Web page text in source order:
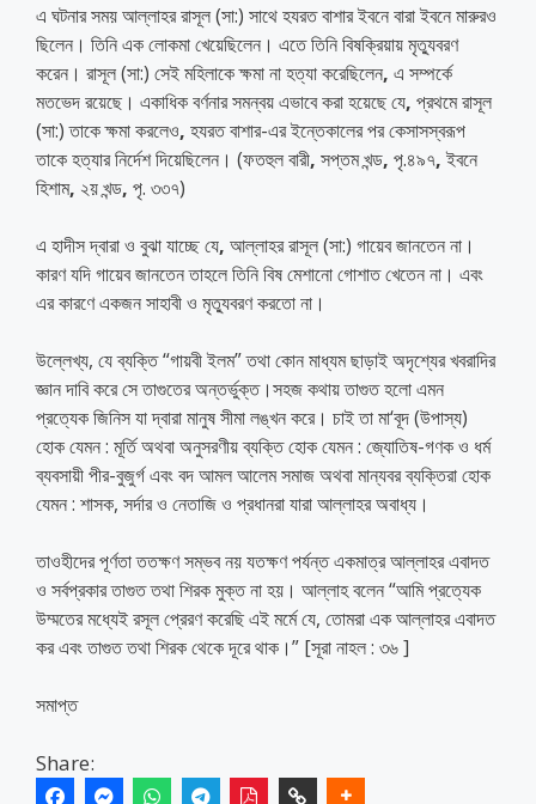
এ ঘটনার সময় আল্লাহর রাসূল (সা:) সাথে হযরত বাশার ইবনে বারা ইবনে মারুরও
ছিলেন। তিনি এক লোকমা খেয়েছিলেন। এতে তিনি বিষক্রিয়ায় মৃত্যুবরণ
করেন। রাসূল (সা:) সেই মহিলাকে ক্ষমা না হত্যা করেছিলেন, এ সম্পর্কে
মতভেদ রয়েছে। একাধিক বর্ণনার সমন্বয় এভাবে করা হয়েছে যে, প্রথমে রাসূল
(সা:) তাকে ক্ষমা করলেও, হযরত বাশার-এর ইন্তেকালের পর কেসাসস্বরূপ
তাকে হত্যার নির্দেশ দিয়েছিলেন। (ফতহুল বারী, সপ্তম খন্ড, পৃ.৪৯৭,ইবনে
হিশাম, ২য় খন্ড, পৃ. ৩৩৭)
এ হাদীস দ্বারা ও বুঝা যাচ্ছে যে, আল্লাহর রাসূল (সা:) গায়েব জানতেন না।
কারণ যদি গায়েব জানতেন তাহলে তিনি বিষ মেশানো গোশাত খেতেন না। এবং
এর কারণে একজন সাহাবী ও মৃত্যুবরণ করতো না।
উল্লেখ্য, যে ব্যক্তি “গায়বী ইলম” তথা কোন মাধ্যম ছাড়াই অদৃশ্যের খবরাদির
জ্ঞান দাবি করে সে তাগুতের অন্তর্ভুক্ত।সহজ কথায় তাগুত হলো এমন
প্রত্যেক জিনিস যা দ্বারা মানুষ সীমা লঙ্খন করে। চাই তা মা‘বূদ (উপাস্য)
হোক যেমন : মূর্তি অথবা অনুসরণীয় ব্যক্তি হোক যেমন : জ্যোতিষ-গণক ও ধর্ম
ব্যবসায়ী পীর-বুজুর্গ এবং বদ আমল আলেম সমাজ অথবা মান্যবর ব্যক্তিরা হোক
যেমন : শাসক, সর্দার ও নেতাজি ও প্রধানরা যারা আল্লাহর অবাধ্য।
তাওহীদের পূর্ণতা ততক্ষণ সম্ভব নয় যতক্ষণ পর্যন্ত একমাত্র আল্লাহর এবাদত
ও সর্বপ্রকার তাগুত তথা শিরক মুক্ত না হয়। আল্লাহ বলেন “আমি প্রত্যেক
উম্মতের মধ্যেই রসূল প্রেরণ করেছি এই মর্মে যে, তোমরা এক আল্লাহর এবাদত
কর এবং তাগুত তথা শিরক থেকে দূরে থাক।” [সূরা নাহল : ৩৬ ]
সমাপ্ত
Share: